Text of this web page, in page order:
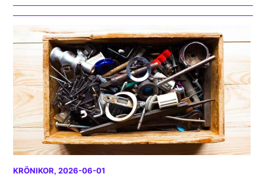
KRÖNIKOR, 2026-06-01